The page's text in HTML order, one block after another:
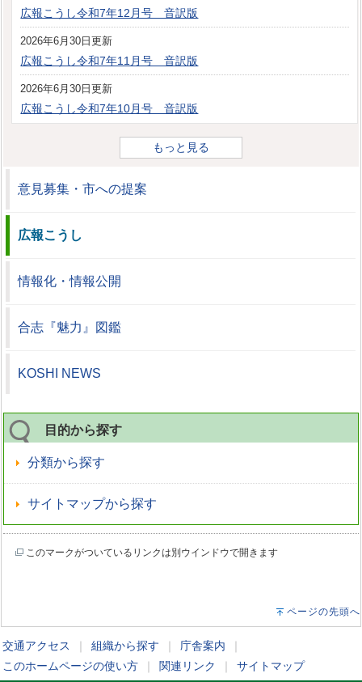
広報こうし令和7年12月号 音訳版
2026年6月30日更新
広報こうし令和7年11月号 音訳版
2026年6月30日更新
広報こうし令和7年10月号 音訳版
もっと見る
意見募集・市への提案
広報こうし
情報化・情報公開
合志『魅力』図鑑
KOSHI NEWS
目的から探す
分類から探す
サイトマップから探す
このマークがついているリンクは別ウインドウで開きます
ページの先頭へ
交通アクセス 組織から探す 庁舎案内
このホームページの使い方
関連リンク サイトマップ